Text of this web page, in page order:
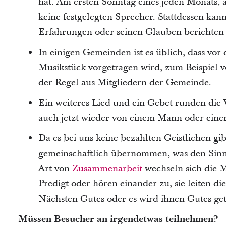
keine festgelegten Sprecher. Stattdessen
Erfahrungen oder seinen Glauben
In einigen Gemeinden ist es üblich, dass
Musikstück vorgetragen wird, zum Beispiel
der Regel aus Mitgliedern der Gemeinde.
Ein weiteres Lied und ein Gebet runden die
auch jetzt wieder von einem Mann oder
Da es bei uns keine bezahlten Geistlichen
gemeinschaftlich übernommen, was den
Art von Zusammenarbeitwechseln sich die
Predigt oder hören einander zu, sie leiten
Nächsten Gutes oder es wird ihnen Gutes
Müssen Besucher an irgendetwas teilnehmen?